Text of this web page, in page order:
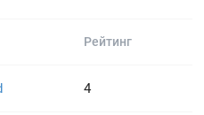
Рейтинг
4